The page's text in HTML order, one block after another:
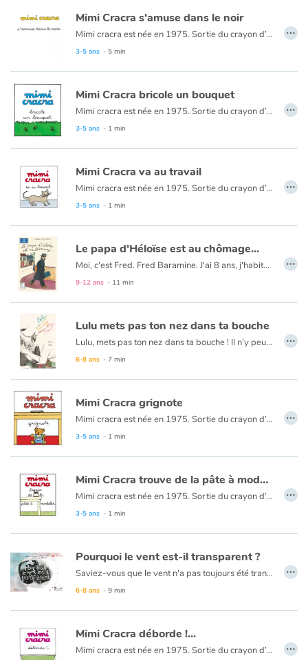
Mimi Cracra s'amuse dans le noir
Mimi cracra est née en 1975. Sortie du crayon d’Agnès Rosenstiehl pour le magazine “Pomme d’api”, cette petite fille aux joues roses et cheveux bruns à laquelle il est facile de s’identifier nous entraîne avec humour dans ses aventures quotidiennes.
3-5 ans - 5 min
…
Mimi Cracra bricole un bouquet
Mimi cracra est née en 1975. Sortie du crayon d’Agnès Rosenstiehl pour le magazine “Pomme d’api”, cette petite fille aux joues roses et cheveux bruns à laquelle il est facile de s’identifier nous entraîne avec humour dans ses aventures quotidiennes.
3-5 ans - 1 min
…
Mimi Cracra va au travail
Mimi cracra est née en 1975. Sortie du crayon d’Agnès Rosenstiehl pour le magazine “Pomme d’api”, cette petite fille aux joues roses et cheveux bruns à laquelle il est facile de s’identifier nous entraîne avec humour dans ses aventures quotidiennes.
3-5 ans - 1 min
…
Le papa d'Héloïse est au chômage...
Moi, c'est Fred. Fred Baramine. J'ai 8 ans, j'habite 7 rue Cénou. L'autre jour, j'ai entendu les parents d'Héloïse Crampon, ma voisine, se disputer. Le lendemain, j'ai surpris son papa dans l'escalier avec un imper à col relevé, un chapeau gris très enfoncé, et des lunettes noires, bizarre ! Je l'ai suivi jusqu'à un immeuble où était écrit : ANPE...
9-12 ans - 11 min
…
Lulu mets pas ton nez dans ta bouche
Lulu, mets pas ton nez dans ta bouche ! Il n’y peut rien, il est né comme ça. Et ce n’est guère facile dans un monde qui n’apprécie pas la différence.
6-8 ans - 7 min
…
Mimi Cracra grignote
Mimi cracra est née en 1975. Sortie du crayon d’Agnès Rosenstiehl pour le magazine “Pomme d’api”, cette petite fille aux joues roses et cheveux bruns à laquelle il est facile de s’identifier nous entraîne avec humour dans ses aventures quotidiennes.
3-5 ans - 1 min
…
Mimi Cracra trouve de la pâte à modeler
Mimi cracra est née en 1975. Sortie du crayon d’Agnès Rosenstiehl pour le magazine “Pomme d’api”, cette petite fille aux joues roses et cheveux bruns à laquelle il est facile de s’identifier nous entraîne avec humour dans ses aventures quotidiennes.
3-5 ans - 1 min
…
Pourquoi le vent est-il transparent ?
Saviez-vous que le vent n'a pas toujours été transparent ? Voici le récit du temps où chaque vent avait sa couleur et son humeur. Voici le récit du jour où les hommes ont osé copier leurs couleurs...
6-8 ans - 9 min
…
Mimi Cracra déborde !...
Mimi cracra est née en 1975. Sortie du crayon d’Agnès Rosenstiehl pour le magazine “Pomme d’api”, cette petite fille aux joues roses et cheveux bruns à laquelle il est facile de s’identifier nous entraîne avec humour dans ses aventures quotidiennes. …